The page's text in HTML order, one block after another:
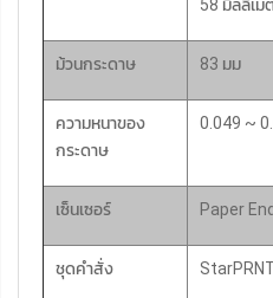
58 มิลลิเม
ม้วนกระดาษ 83 มม
ความหนาของ
กระดาษ
0.049 ~
เซ็นเซอร์ Paper
ชุดคำสั่ง